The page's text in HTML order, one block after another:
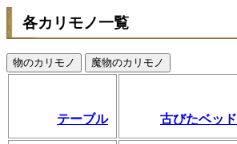
各カリモノ一覧
物のカリモノ 魔物のカリモノ
テーブル 古びたベッド